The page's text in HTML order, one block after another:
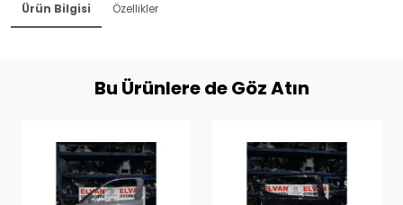
Ürün Bilgisi Özellikler
Bu Ürünlere de Göz Atın